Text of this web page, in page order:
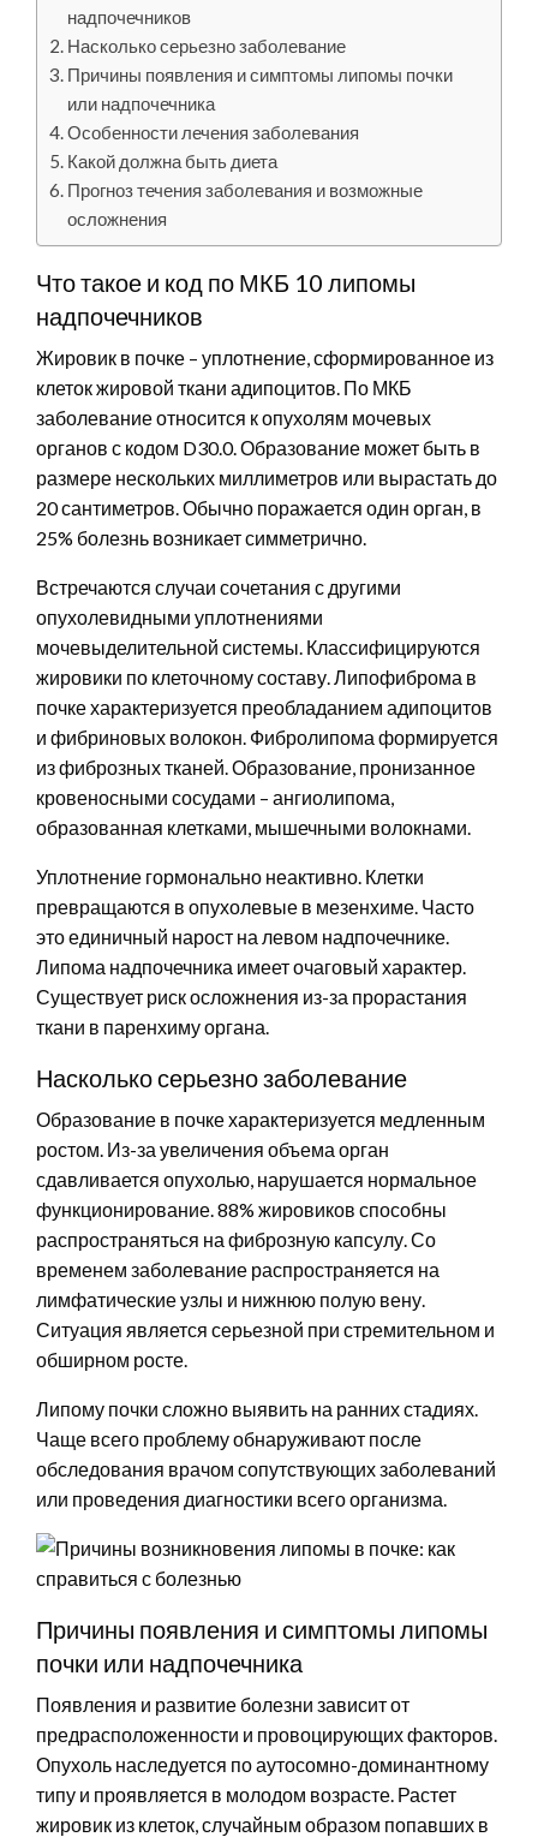
надпочечников
Насколько серьезно заболевание
Причины появления и симптомы липомы почки
или надпочечника
Особенности лечения заболевания
Какой должна быть диета
Прогноз течения заболевания и возможные
осложнения
Что такое и код по МКБ 10 липомы
надпочечников
Жировик в почке – уплотнение, сформированное из
клеток жировой ткани адипоцитов. По МКБ
заболевание относится к опухолям мочевых
органов с кодом D30.0. Образование может быть в
размере нескольких миллиметров или вырастать до
20 сантиметров. Обычно поражается один орган, в
25% болезнь возникает симметрично.
Встречаются случаи сочетания с другими
опухолевидными уплотнениями
мочевыделительной системы. Классифицируются
жировики по клеточному составу. Липофиброма в
почке характеризуется преобладанием адипоцитов
и фибриновых волокон. Фибролипома формируется
из фиброзных тканей. Образование, пронизанное
кровеносными сосудами – ангиолипома,
образованная клетками, мышечными волокнами.
Уплотнение гормонально неактивно. Клетки
превращаются в опухолевые в мезенхиме. Часто
это единичный нарост на левом надпочечнике.
Липома надпочечника имеет очаговый характер.
Существует риск осложнения из-за прорастания
ткани в паренхиму органа.
Насколько серьезно заболевание
Образование в почке характеризуется медленным
ростом. Из-за увеличения объема орган
сдавливается опухолью, нарушается нормальное
функционирование. 88% жировиков способны
распространяться на фиброзную капсулу. Со
временем заболевание распространяется на
лимфатические узлы и нижнюю полую вену.
Ситуация является серьезной при стремительном и
обширном росте.
Липому почки сложно выявить на ранних стадиях.
Чаще всего проблему обнаруживают после
обследования врачом сопутствующих заболеваний
или проведения диагностики всего организма.
Причины появления и симптомы липомы
почки или надпочечника
Появления и развитие болезни зависит от
предрасположенности и провоцирующих факторов.
Опухоль наследуется по аутосомно-доминантному
типу и проявляется в молодом возрасте. Растет
жировик из клеток, случайным образом попавших в